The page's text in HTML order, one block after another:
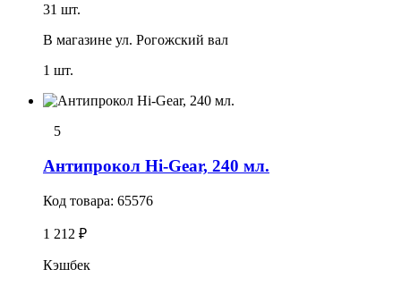
31 шт.
В магазине ул. Рогожский вал
1 шт.
5
Антипрокол Hi-Gear, 240 мл.
Код товара: 65576
1 212 ₽
Кэшбек